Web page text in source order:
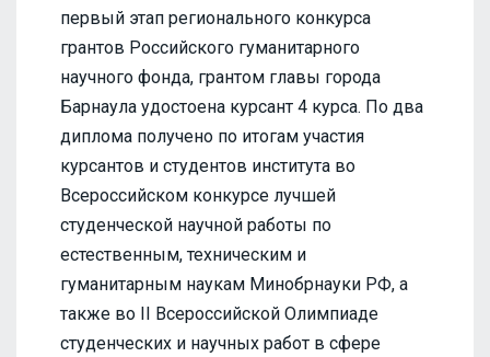
первый этап регионального конкурса
грантов Российского гуманитарного
научного фонда, грантом главы города
Барнаула удостоена курсант 4 курса. По два
диплома получено по итогам участия
курсантов и студентов института во
Всероссийском конкурсе лучшей
студенческой научной работы по
естественным, техническим и
гуманитарным наукам Минобрнауки РФ, а
также во II Всероссийской Олимпиаде
студенческих и научных работ в сфере